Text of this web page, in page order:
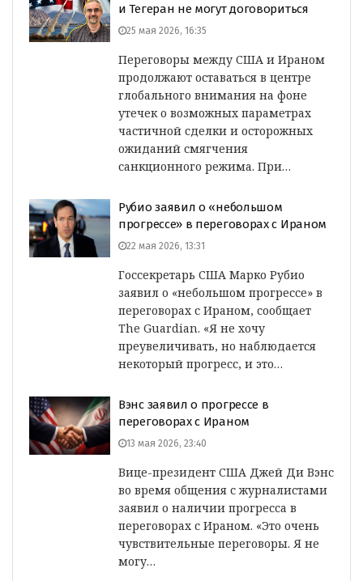
и Тегеран не могут договориться
25 мая 2026, 16:35
Переговоры между США и Ираном
продолжают оставаться в центре
глобального внимания на фоне
утечек о возможных параметрах
частичной сделки и осторожных
ожиданий смягчения
санкционного режима. При…
Рубио заявил о «небольшом
прогрессе» в переговорах с Ираном
22 мая 2026, 13:31
Госсекретарь США Марко Рубио
заявил о «небольшом прогрессе» в
переговорах с Ираном, сообщает
The Guardian. «Я не хочу
преувеличивать, но наблюдается
некоторый прогресс, и это…
Вэнс заявил о прогрессе в
переговорах с Ираном
13 мая 2026, 23:40
Вице-президент США Джей Ди Вэнс
во время общения с журналистами
заявил о наличии прогресса в
переговорах с Ираном. «Это очень
чувствительные переговоры. Я не
могу…